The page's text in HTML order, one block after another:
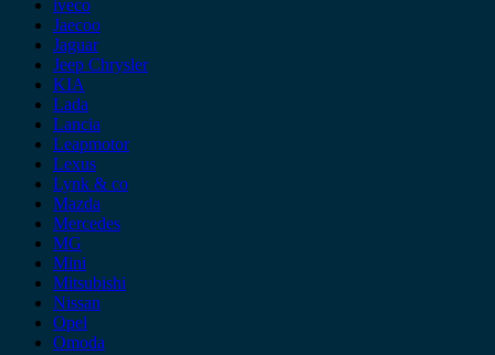
iveco
Jaecoo
Jaguar
Jeep Chrysler
KIA
Lada
Lancia
Leapmotor
Lexus
Lynk & co
Mazda
Mercedes
MG
Mini
Mitsubishi
Nissan
Opel
Omoda